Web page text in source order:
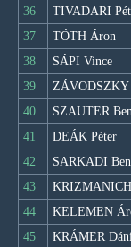
36
TIVADARI
37
TÓTH Áron
38
SÁPI Vince
39
ZÁVODSZKY
40
SZAUTER
41
DEÁK Péter
42
SARKADI
43
44
KELEMEN
45
KRÁMER